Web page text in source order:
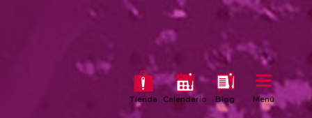
Tienda Calendario Blog Menú